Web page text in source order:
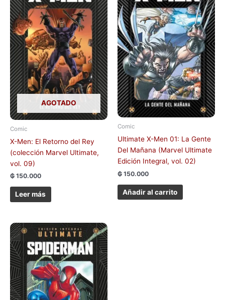
AGOTADO
Comic
X-Men: El Retorno del Rey
(colección Marvel Ultimate,
vol. 09)
₲ 150.000
Leer más
Comic
Ultimate X-Men 01: La Gente
Del Mañana (Marvel Ultimate
Edición Integral, vol. 02)
₲ 150.000
Añadir al carrito